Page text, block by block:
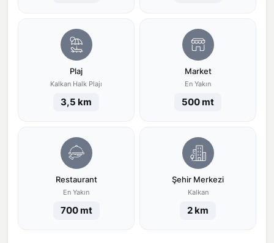
Plaj
Kalkan Halk Plajı
3,5 km
Market
En Yakın
500 mt
Restaurant
En Yakın
700 mt
Şehir Merkezi
Kalkan
2 km